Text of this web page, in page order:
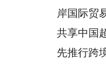
岸国际贸
共享中国
先推行跨